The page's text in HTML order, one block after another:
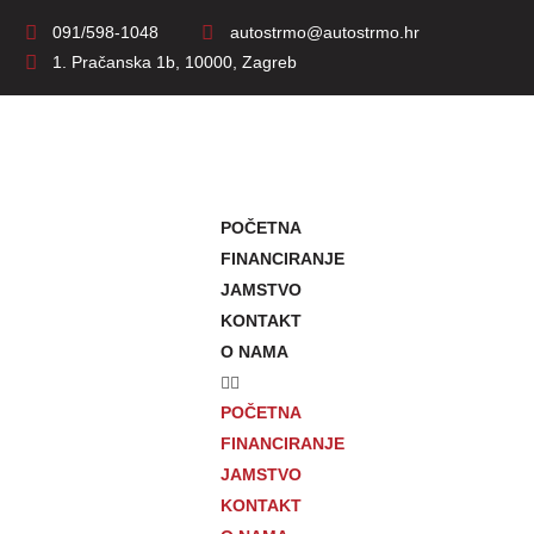
091/598-1048
autostrmo@autostrmo.hr
1. Pračanska 1b, 10000, Zagreb
POČETNA
FINANCIRANJE
JAMSTVO
KONTAKT
O NAMA
POČETNA
FINANCIRANJE
JAMSTVO
KONTAKT